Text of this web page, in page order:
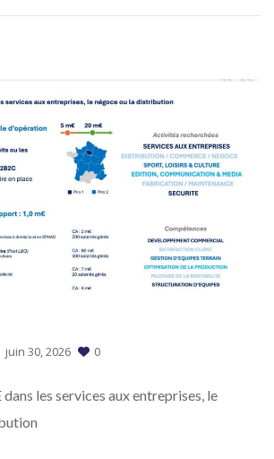
juin 30, 2026 0
dans les services aux entreprises, le